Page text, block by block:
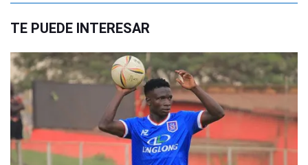
TE PUEDE INTERESAR